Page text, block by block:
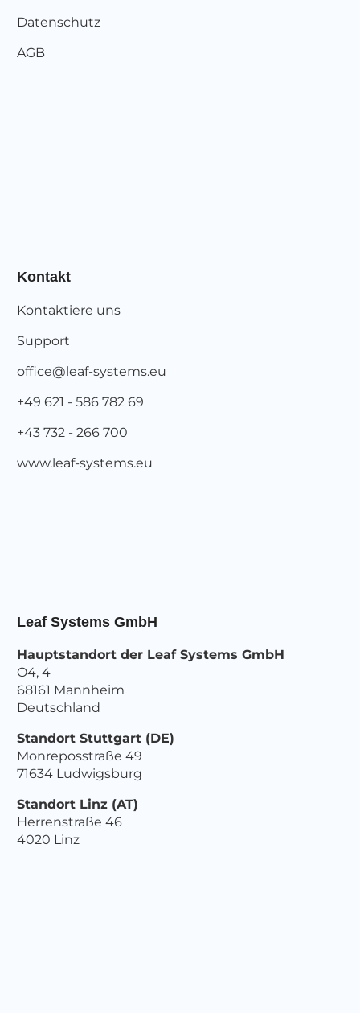
Datenschutz
AGB
Kontakt
Kontaktiere uns
Support
office@leaf-systems.eu
+49 621 - 586 782 69
+43 732 - 266 700
www.leaf-systems.eu
Leaf Systems GmbH
Hauptstandort der Leaf Systems GmbH
O4, 4
68161 Mannheim
Deutschland
Standort Stuttgart (DE)
Monreposstraße 49
71634 Ludwigsburg
Standort Linz (AT)
Herrenstraße 46
4020 Linz